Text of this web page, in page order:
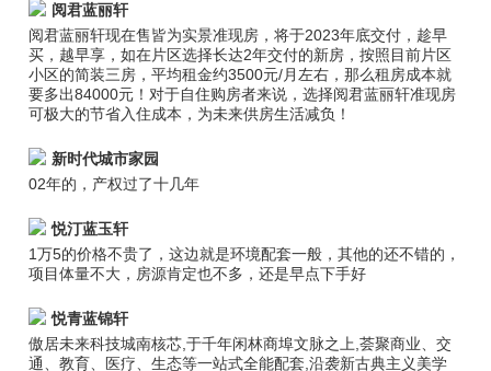
阅君蓝丽轩
阅君蓝丽轩现在售皆为实景准现房，将于2023年底交付，趁早
买，越早享，如在片区选择长达2年交付的新房，按照目前片区
小区的简装三房，平均租金约3500元/月左右，那么租房成本就
要多出84000元！对于自住购房者来说，选择阅君蓝丽轩准现房
可极大的节省入住成本，为未来供房生活减负！
新时代城市家园
02年的，产权过了十几年
悦汀蓝玉轩
1万5的价格不贵了，这边就是环境配套一般，其他的还不错的，
项目体量不大，房源肯定也不多，还是早点下手好
悦青蓝锦轩
傲居未来科技城南核芯,于千年闲林商埠文脉之上,荟聚商业、交
通、教育、医疗、生态等一站式全能配套,沿袭新古典主义美学